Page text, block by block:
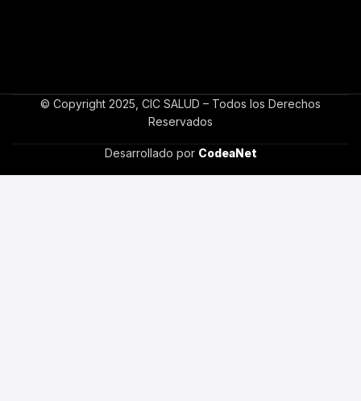
© Copyright 2025, CIC SALUD – Todos los Derechos
Reservados
Desarrollado por CodeaNet